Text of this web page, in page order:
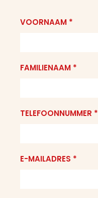
VOORNAAM *
FAMILIENAAM *
TELEFOONNUMMER *
E-MAILADRES *